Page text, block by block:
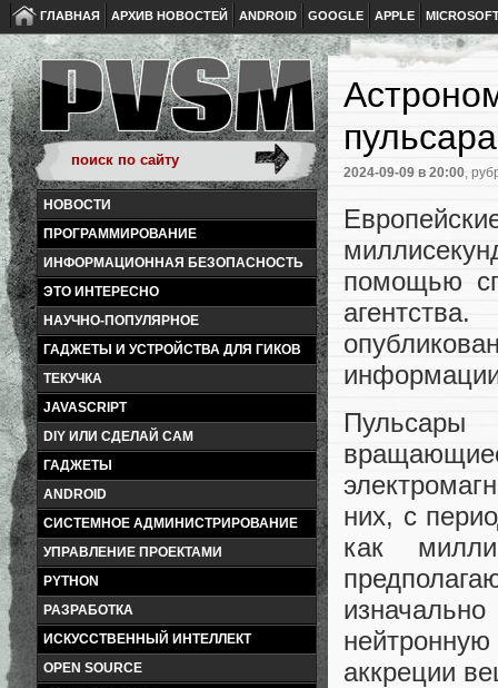
ГЛАВНАЯ АРХИВ НОВОСТЕЙ ANDROID GOOGLE APPLE
НОВОСТИ
ПРОГРАММИРОВАНИЕ
ИНФОРМАЦИОННАЯ БЕЗОПАСНОСТЬ
ЭТО ИНТЕРЕСНО
НАУЧНО-ПОПУЛЯРНОЕ
ГАДЖЕТЫ И УСТРОЙСТВА ДЛЯ ГИКОВ
ТЕКУЧКА
JAVASCRIPT
DIY ИЛИ СДЕЛАЙ САМ
ГАДЖЕТЫ
ANDROID
СИСТЕМНОЕ АДМИНИСТРИРОВАНИЕ
УПРАВЛЕНИЕ ПРОЕКТАМИ
PYTHON
РАЗРАБОТКА
ИСКУССТВЕННЫЙ ИНТЕЛЛЕКТ
OPEN SOURCE
2024-09-09 в 20:00,
помощью
Пульсары
них, с
как
аккреции